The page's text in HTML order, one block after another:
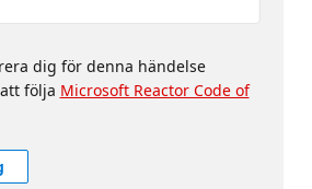
dig för denna händelse
följa Microsoft Reactor Code of